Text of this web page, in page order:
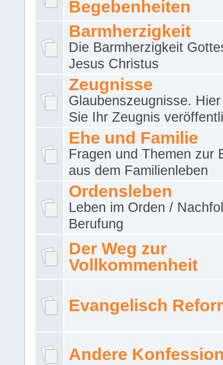
Begebenheiten
Barmherzigkeit
Die Barmherzigkeit
Jesus Christus
Zeugnisse
Glaubenszeugnisse.
Sie Ihr Zeugnis
Ehe und Familie
Fragen und Themen zur
aus dem Familienleben
Ordensleben
Leben im Orden /
Berufung
Der Weg zur
Vollkommenheit
Evangelisch
Andere